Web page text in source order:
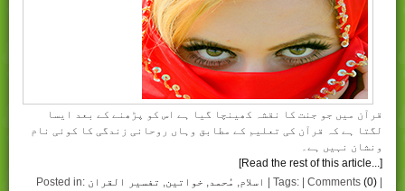
قرآن میں جو جنت کا نقشہ کھینچا گیا ہے اس کو پڑھنے کے بعد ایسا
لگتا ہے کہ قرآن کی تعلیم کے مطابق وہاں روحانی زندگی کا کوئی نام
ونشان نہیں ہے۔
[Read the rest of this article...]
Posted in:
اسلام, مُحمد, خواتین, تفسیر القران | Tags: | Comments (0)